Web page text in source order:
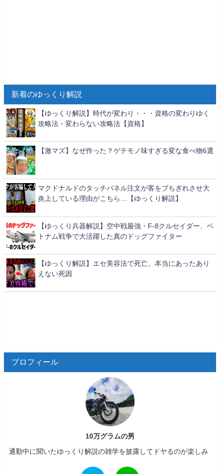
新着のゆっくり解説
【ゆっくり解説】時代が変わり・・・資格の変わりゆく
攻略法・変わらない攻略法【資格】
【激マズ】なぜ作った？ゲテモノ味すぎる変な食べ物6選
マクドナルドのタッチパネル注文が客をブちぎれさせ大
炎上している理由がこちら…【ゆっくり解説】
【ゆっくり兵器解説】空中戦最強・F-8クルセイダー、ベ
トナム戦争で大活躍した真のドッグファイター
【ゆっくり解説】エセ美容法で死亡。本当にあったあり
えない死因
プロフィール
10万グラムの男
通勤中に聞いたゆっくり解説の雑学を披露してドヤるのが楽しみ